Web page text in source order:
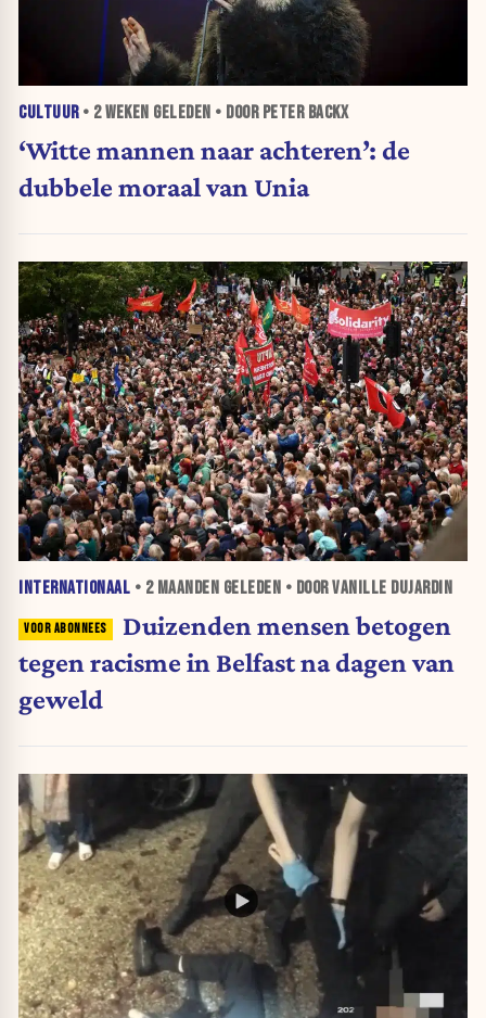
CULTUUR• 2 WEKEN GELEDEN • DOOR PETER BACKX
‘Witte mannen naar achteren’: de
dubbele moraal van Unia
INTERNATIONAAL • 2 MAANDEN GELEDEN • DOOR VANILLE DUJARDIN
Duizenden mensen betogen
tegen racisme in Belfast na dagen van
geweld